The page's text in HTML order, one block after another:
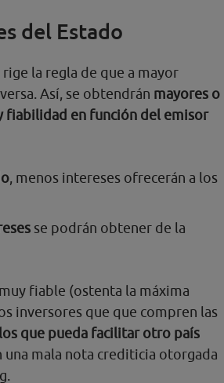
del Estado
la regla de que a mayor
Así, se obtendrán mayores o
fiabilidad en función del emisor
, menos intereses ofrecerán a los
se podrán obtener de la
fiable (ostenta la máxima
inversores que que compren las
que pueda facilitar otro país
una mala nota crediticia otorgada